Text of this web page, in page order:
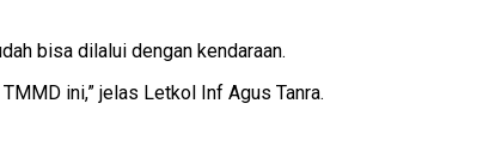
bisa dilalui dengan kendaraan.
ini,” jelas Letkol Inf Agus Tanra.